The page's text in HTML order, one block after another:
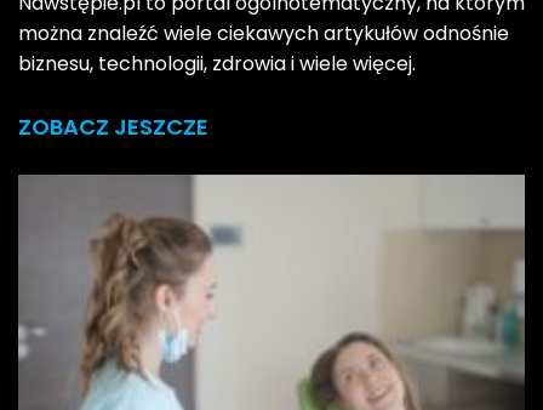
można znaleźć wiele ciekawych artykułów odnośnie
biznesu, technologii, zdrowia i wiele więcej.
ZOBACZ JESZCZE